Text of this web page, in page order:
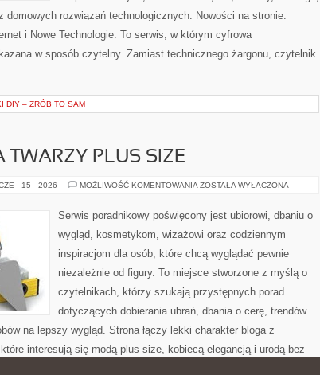
domowych rozwiązań technologicznych. Nowości na stronie:
i Nowe Technologie. To serwis, w którym cyfrowa
w sposób czytelny. Zamiast technicznego żargonu, czytelnik
DIY – ZRÓB TO SAM
TWARZY PLUS SIZE
- 15 - 2026 MOŻLIWOŚĆ KOMENTOWANIA MAKIJAŻ
PLUS
SIZE
ZOSTAŁA WYŁĄCZONA
Serwis poradnikowy poświęcony jest ubiorowi, dbaniu o
wygląd, kosmetykom, wizażowi oraz codziennym
inspiracjom dla osób, które chcą wyglądać pewnie
niezależnie od figury. To miejsce stworzone z myślą o
czytelnikach, którzy szukają przystępnych porad
dotyczących dobierania ubrań, dbania o cerę, trendów
na lepszy wygląd. Strona łączy lekki charakter bloga z
interesują się modą plus size, kobiecą elegancją i urodą bez